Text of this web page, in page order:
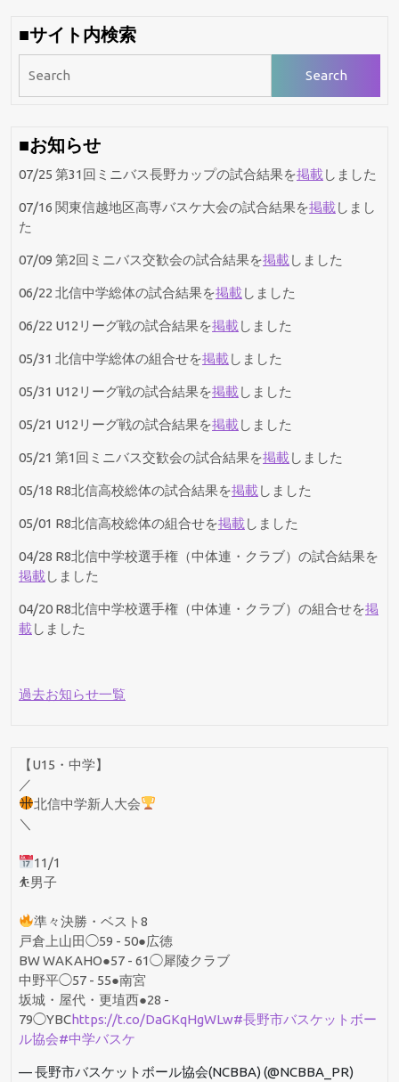
■サイト内検索
for:
■お知らせ
07/25 第31回ミニバス長野カップの試合結果を掲載しました
07/16 関東信越地区高専バスケ大会の試合結果を掲載しまし
た
07/09 第2回ミニバス交歓会の試合結果を掲載しました
06/22 北信中学総体の試合結果を掲載しました
06/22 U12リーグ戦の試合結果を掲載しました
05/31 北信中学総体の組合せを掲載しました
05/31 U12リーグ戦の試合結果を掲載しました
05/21 U12リーグ戦の試合結果を掲載しました
05/21 第1回ミニバス交歓会の試合結果を掲載しました
05/18 R8北信高校総体の試合結果を掲載しました
05/01 R8北信高校総体の組合せを掲載しました
04/28 R8北信中学校選手権（中体連・クラブ）の試合結果を
掲載しました
04/20 R8北信中学校選手権（中体連・クラブ）の組合せを掲
載しました
過去お知らせ一覧
【U15・中学】
／
北信中学新人大会
＼
11/1
⛹️男子
準々決勝・ベスト8
戸倉上山田◯59 - 50●広徳
BW WAKAHO●57 - 61◯犀陵クラブ
中野平◯57 - 55●南宮
坂城・屋代・更埴西●28 -
79◯YBChttps://t.co/DaGKqHgWLw#長野市バスケットボー
ル協会#中学バスケ
— 長野市バスケットボール協会(NCBBA) (@NCBBA_PR)